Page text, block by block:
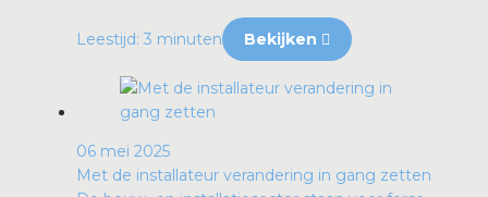
Leestijd: 3 minuten Bekijken
06 mei 2025
Met de installateur verandering in gang zetten